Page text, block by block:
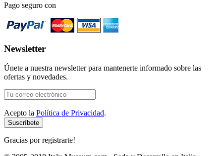
Pago seguro con
Newsletter
Únete a nuestra newsletter para mantenerte informado sobre las
ofertas y novedades.
Acepto la Política de Privacidad.
Gracias por registrarte!